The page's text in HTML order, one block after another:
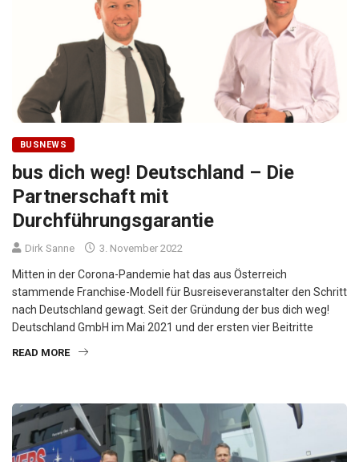
BUSNEWS
bus dich weg! Deutschland – Die
Partnerschaft mit
Durchführungsgarantie
Dirk Sanne 3. November 2022
Mitten in der Corona-Pandemie hat das aus Österreich
stammende Franchise-Modell für Busreiseveranstalter den Schritt
nach Deutschland gewagt. Seit der Gründung der bus dich weg!
Deutschland GmbH im Mai 2021 und der ersten vier Beitritte
READ MORE